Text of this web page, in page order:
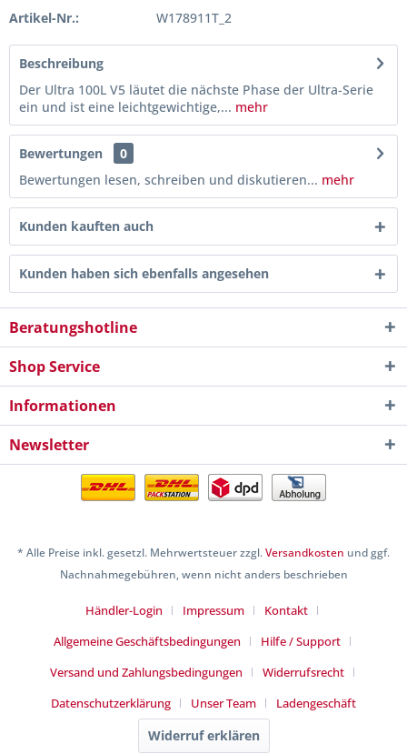
Artikel-Nr.: W178911T_2
Beschreibung
Der Ultra 100L V5 läutet die nächste Phase der Ultra-Serie
ein und ist eine leichtgewichtige,... mehr
Bewertungen
0
Bewertungen lesen, schreiben und diskutieren... mehr
Kunden kauften auch
Kunden haben sich ebenfalls angesehen
Beratungshotline
Shop Service
Informationen
Newsletter
* Alle Preise inkl. gesetzl. Mehrwertsteuer zzgl.Versandkosten und ggf.
Nachnahmegebühren, wenn nicht anders beschrieben
Händler-Login Impressum
Kontakt
Allgemeine Geschäftsbedingungen
Hilfe / Support
Versand und Zahlungsbedingungen
Widerrufsrecht
Datenschutzerklärung
Unser Team Ladengeschäft
Widerruf erklären